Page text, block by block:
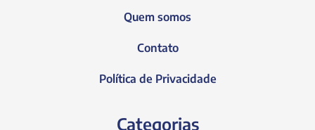
Quem somos
Contato
Política de Privacidade
Categorias